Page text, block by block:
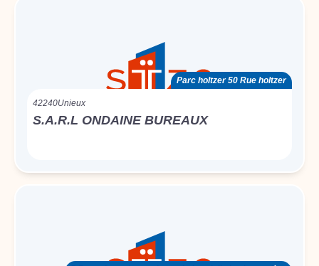
Parc holtzer 50 Rue holtzer
42240Unieux
S.A.R.L ONDAINE BUREAUX